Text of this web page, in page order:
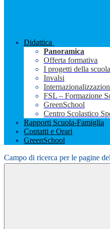
Didattica
Panoramica
Offerta formativa
I progetti della scuola
Invalsi
FSL – Formazione
GreenSchool
Centro Scolastico
Rapporti Scuola-Famiglia
Contatti e Orari
GreenSchool
Campo di ricerca per le pagine